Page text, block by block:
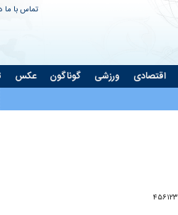
تماس با ما
اقتصادی ورزشی گوناگون عکس
Video۴۵۶۱۲۳